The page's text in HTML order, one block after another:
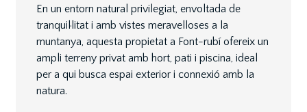
En un entorn natural privilegiat, envoltada de
tranquil·litat i amb vistes meravelloses a la
muntanya, aquesta propietat a Font-rubí ofereix un
ampli terreny privat amb hort, pati i piscina, ideal
per a qui busca espai exterior i connexió amb la
natura.